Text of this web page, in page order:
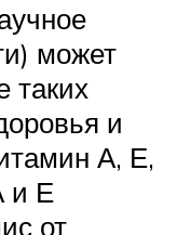
может
таких
и
А, Е,
и Е
от